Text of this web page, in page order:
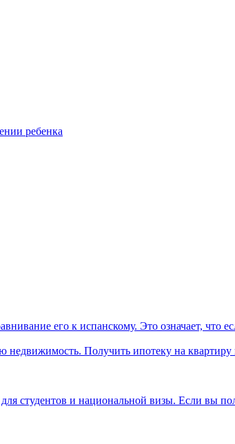
ребенка
его к испанскому. Это означает, что
Получить ипотеку на
студентов и национальной визы. Если вы